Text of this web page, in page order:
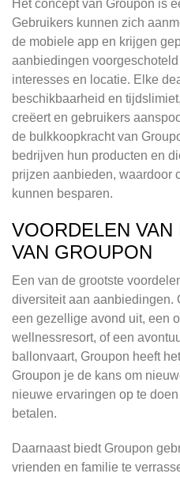
Het concept van Groupon is
Gebruikers kunnen zich
de mobiele app en krijgen
aanbiedingen
interesses en locatie. Elke
beschikbaarheid en
creëert en gebruikers
de bulkkoopkracht van
bedrijven hun producten en
prijzen aanbieden, waardoor
kunnen besparen.
VOORDELEN
VAN GROUPON
Een van de grootste
diversiteit aan aanbiedingen.
een gezellige avond uit, een
wellnessresort, of een
ballonvaart, Groupon heeft
Groupon je de kans om
nieuwe ervaringen op te
betalen.
Daarnaast biedt Groupon
vrienden en familie te